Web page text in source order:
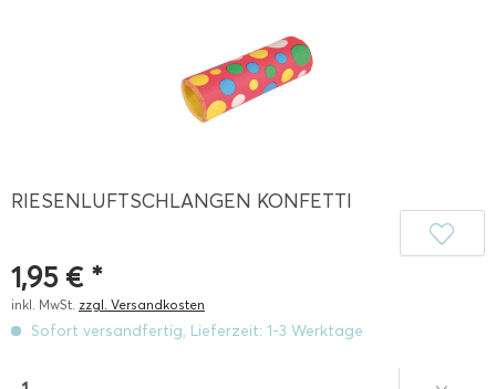
RIESENLUFTSCHLANGEN KONFETTI
1,95 € *
inkl. MwSt. zzgl. Versandkosten
Sofort versandfertig, Lieferzeit: 1-3 Werktage